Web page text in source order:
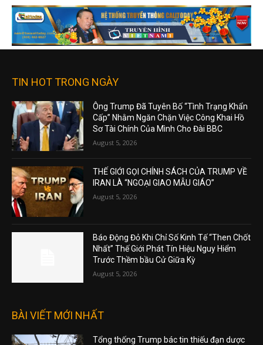
TIN HOT TRONG NGÀY
Ông Trump Đã Tuyên Bố “Tình Trạng Khẩn
Cấp” Nhằm Ngăn Chặn Việc Công Khai Hồ
Sơ Tài Chính Của Mình Cho Đài BBC
August 5, 2026
THẾ GIỚI GỌI CHÍNH SÁCH CỦA TRUMP VỀ
IRAN LÀ “NGOẠI GIAO MẪU GIÁO”
August 5, 2026
Báo Động Đỏ Khi Chỉ Số Kinh Tế “Then Chốt
Nhất” Thế Giới Phát Tín Hiệu Nguy Hiểm
Trước Thềm bầu Cử Giữa Kỳ
August 5, 2026
BÀI VIẾT MỚI NHẤT
Tổng thống Trump bác tin thiếu đạn dược